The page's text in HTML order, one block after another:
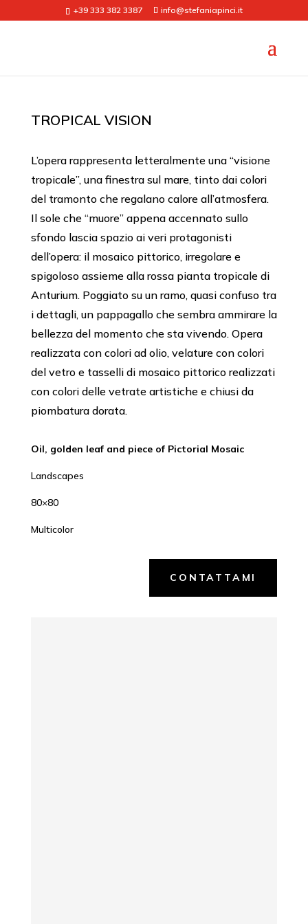
+39 333 382 3387 info@stefaniapinci.it
TROPICAL VISION
L’opera rappresenta letteralmente una “visione
tropicale”, una finestra sul mare, tinto dai colori
del tramonto che regalano calore all’atmosfera.
Il sole che “muore” appena accennato sullo
sfondo lascia spazio ai veri protagonisti
dell’opera: il mosaico pittorico, irregolare e
spigoloso assieme alla rossa pianta tropicale di
Anturium. Poggiato su un ramo, quasi confuso tra
i dettagli, un pappagallo che sembra ammirare la
bellezza del momento che sta vivendo. Opera
realizzata con colori ad olio, velature con colori
del vetro e tasselli di mosaico pittorico realizzati
con colori delle vetrate artistiche e chiusi da
piombatura dorata.
Oil, golden leaf and piece of Pictorial Mosaic
Landscapes
80×80
Multicolor
CONTATTAMI